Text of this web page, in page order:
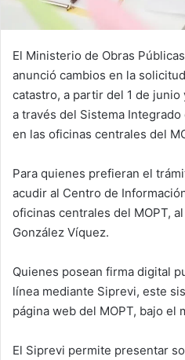
El Ministerio de Obras
anunció cambios en la
catastro, a partir del 1 de
a través del Sistema
en las oficinas centrales del
Para quienes prefieran el
acudir al Centro de
oficinas centrales del MOPT,
González Víquez.
Quienes posean firma digital
línea mediante Siprevi, este
página web del MOPT, bajo el
El Siprevi permite presentar